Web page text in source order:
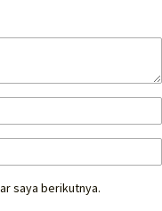
saya berikutnya.